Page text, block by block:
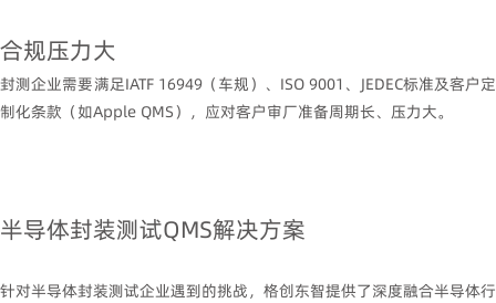
合规压力大
封测企业需要满足IATF 16949（车规）、 ISO 9001 、 JEDEC标准及客户定
制化条款（如Apple QMS），应对客户审厂准备周期长、压力大。
半导体封装测试QMS解决方案
针对半导体封装测试企业遇到的挑战，格创东智提供了深度融合半导体行